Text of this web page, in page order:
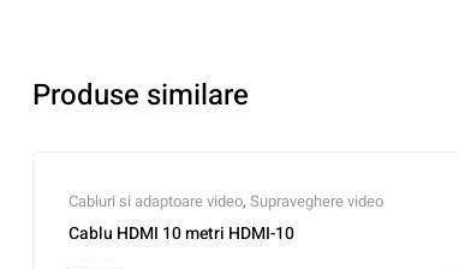
Produse similare
Cabluri si adaptoare video, Supraveghere video
Cablu HDMI 10 metri HDMI-10